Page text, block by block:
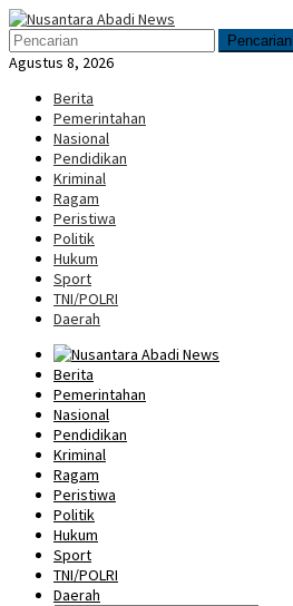
Loncat
ke
konten
Menu
Mobile
Pencarian
Agustus 8, 2026
Berita
Pemerintahan
Nasional
Pendidikan
Kriminal
Ragam
Peristiwa
Politik
Hukum
Sport
TNI/POLRI
Daerah
Berita
Pemerintahan
Nasional
Pendidikan
Kriminal
Ragam
Peristiwa
Politik
Hukum
Sport
TNI/POLRI
Daerah